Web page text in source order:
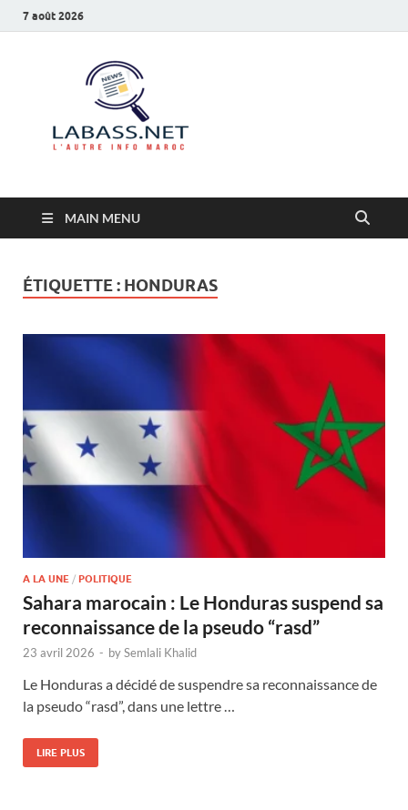
7 août 2026
MAIN MENU
ÉTIQUETTE : HONDURAS
A LA UNE / POLITIQUE
Sahara marocain : Le Honduras suspend sa
reconnaissance de la pseudo “rasd”
23 avril 2026 - bySemlali Khalid
Le Honduras a décidé de suspendre sa reconnaissance de
la pseudo “rasd”, dans une lettre …
LIRE PLUS